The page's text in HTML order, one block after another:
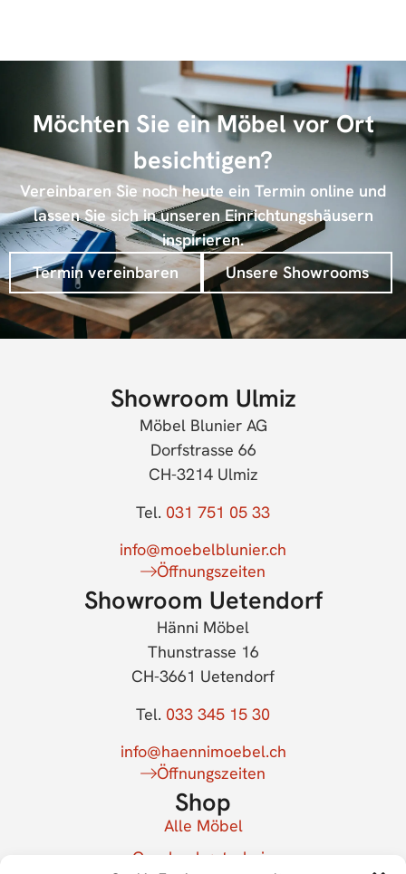
Möchten Sie ein Möbel vor Ort
besichtigen?
Vereinbaren Sie noch heute ein Termin online und
lassen Sie sich in unseren Einrichtungshäusern
inspirieren.
Termin vereinbaren
Unsere Showrooms
Showroom Ulmiz
Möbel Blunier AG
Dorfstrasse 66
CH-3214 Ulmiz
Tel. 031 751 05 33
info@moebelblunier.ch
Öffnungszeiten
Showroom Uetendorf
Hänni Möbel
Thunstrasse 16
CH-3661 Uetendorf
Tel. 033 345 15 30
info@haennimoebel.ch
Öffnungszeiten
Shop
Alle Möbel
Geschenkgutschein